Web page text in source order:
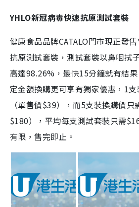
YHLO新冠病毒快速抗原測試套裝
健康食品品牌CATALO門市現正發
抗原測試套裝，測試套裝以鼻咽拭
高達98.26%，最快15分鐘就有結
定金額換購更可享有獨家優惠，1
（單售價$39），而5支裝換購價
$180），平均每支測試套裝只需
有限，售完即止。